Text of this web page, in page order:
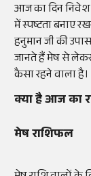
आज का दिन निवेश
में स्पष्टता बनाए
हनुमान जी की
जानते हैं मेष से
कैसा रहने वाला है।
क्या है आज का
मेष राशिफल